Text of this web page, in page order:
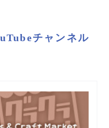
チャンネル